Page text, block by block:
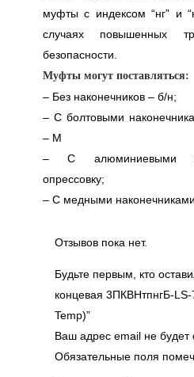
муфты с индексом “нг” и
случаях повышенных
безопасности.
Муфты могут поставляться:
– Без наконечников – б/н;
– С болтовыми
– М
– С алюминиевыми
опрессовку;
– С медными
Отзывов пока нет.
Будьте первым, кто
концевая 3ПКВНтпнгБ-
Temp)”
Ваш адрес email не будет
Обязательные поля